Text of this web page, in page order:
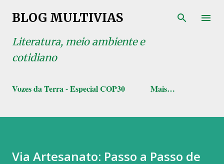
Pular para o conteúdo principal
BLOG MULTIVIAS
Literatura, meio ambiente e
cotidiano
Vozes da Terra - Especial COP30 Mais…
Via Artesanato: Passo a Passo de